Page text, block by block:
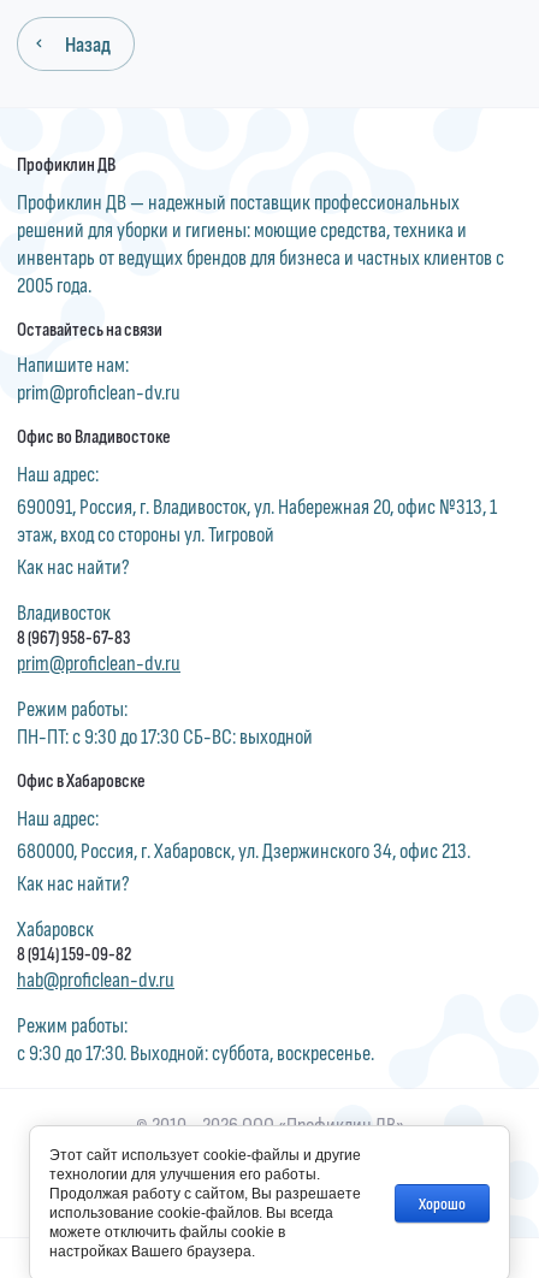
Назад
Профиклин ДВ
Профиклин ДВ — надежный поставщик профессиональных
решений для уборки и гигиены: моющие средства, техника и
инвентарь от ведущих брендов для бизнеса и частных клиентов с
2005 года.
Оставайтесь на связи
Напишите нам:
prim@proficlean-dv.ru
Офис во Владивостоке
Наш адрес:
690091, Россия, г. Владивосток, ул. Набережная 20, офис №313, 1
этаж, вход со стороны ул. Тигровой
Как нас найти?
Владивосток
8 (967) 958-67-83
prim@proficlean-dv.ru
Режим работы:
ПН-ПТ: с 9:30 до 17:30 СБ-ВС: выходной
Офис в Хабаровске
Наш адрес:
680000, Россия, г. Хабаровск, ул. Дзержинского 34, офис 213.
Как нас найти?
Хабаровск
8 (914) 159-09-82
hab@proficlean-dv.ru
Режим работы:
с 9:30 до 17:30. Выходной: суббота, воскресенье.
© 2010 - 2026 ООО «Профиклин ДВ»
Создание,разработка сайта— студия Мегагрупп.ру.
Этот сайт использует cookie-файлы и другие
технологии для улучшения его работы.
Продолжая работу с сайтом, Вы разрешаете
использование cookie-файлов. Вы всегда
можете отключить файлы cookie в
настройках Вашего браузера.
Хорошо